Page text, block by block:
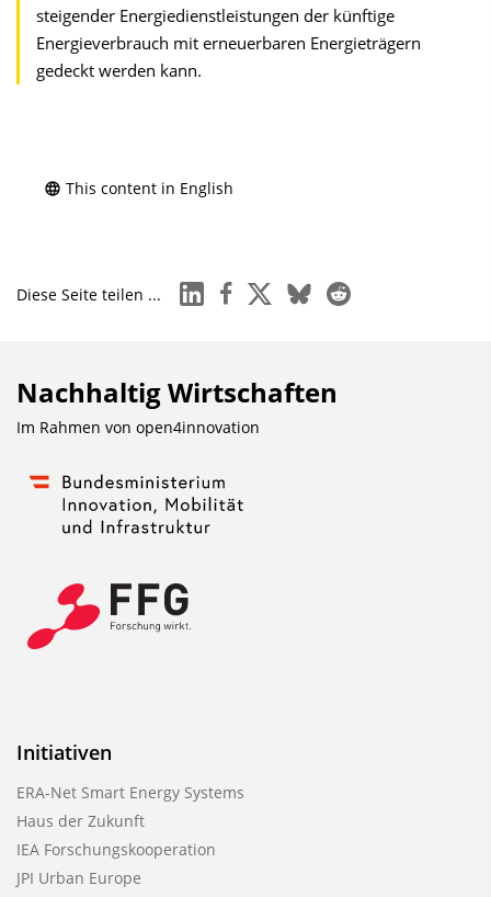
steigender Energiedienstleistungen der künftige
Energieverbrauch mit erneuerbaren Energieträgern
gedeckt werden kann.
This content in English
Diese Seite teilen ... linkedinfacebook
x blueskyreddit
Nachhaltig Wirtschaften
Im Rahmen von open4innovation
Initiativen
ERA-Net Smart Energy Systems
Haus der Zukunft
IEA Forschungskooperation
JPI Urban Europe